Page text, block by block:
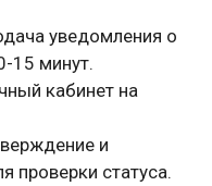
уведомления о
15 минут.
кабинет на
и
проверки статуса.